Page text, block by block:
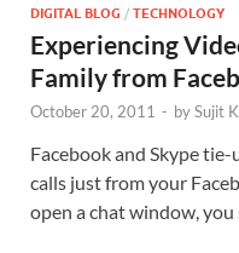
DIGITAL BLOG / TECHNOLOGY
Experiencing
Family from
October 20, 2011 - bySujit
Facebook and Skype
calls just from your
open a chat window, you